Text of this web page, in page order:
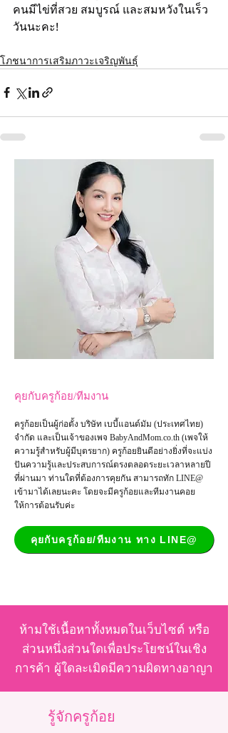
คนมีไข่ที่สวย สมบูรณ์ และสมหวังในเร็ว
วันนะคะ!
โภชนาการเสริมภาวะเจริญพันธุ์
คุยกับครูก้อย/ทีมงาน
ครูก้อยเป็นผู้ก่อตั้ง บริษัท เบบี้แอนด์มัม (ประเทศไทย)
จำกัด และเป็นเจ้าของเพจ BabyAndMom.co.th (เพจให้
ความรู้สำหรับผู้มีบุตรยาก) ครูก้อยยินดีอย่างยิ่งที่จะแบ่ง
ปันความรู้และประสบการณ์ตรงตลอดระยะเวลาหลายปี
ที่ผ่านมา ท่านใดที่ต้องการคุยกัน สามารถทัก LINE@
เข้ามาได้เลยนะคะ โดยจะมีครูก้อยและทีมงานคอย
ให้การต้อนรับค่ะ
คุยกับครูก้อย/ทีมงาน ทาง LINE@
ห้ามใช้เนื้อหาทั้งหมดในเว็บไซต์ หรือ
ส่วนหนึ่งส่วนใดเพื่อประโยชน์ในเชิง
การค้า ผู้ใดละเมิดมีความผิดทางอาญา
รู้จักครูก้อย